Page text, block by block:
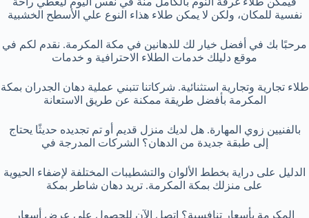
نفسية للمكان، ولكن لا يمكن طلاء هذاء النوع علي الأسطح الخشبية
مرحبًا بك في أفضل خيار لك للدهانين في مكة المكرمة. نقدم لكم في
موقع دليلك خدمات الطلاء الاحترافية و خدمات
طلاء تجارية وتجارية استثنائية. شركاتنا تتبني عملية دهان الجدران بمكة
المكرمة بأفضل طريقة ممكنة عن طريق الاستعانة
بالفنيين زوي المهارة. هل لديك منزل قديم أو تم تجديده حديثًا يحتاج
إلى طبقة جديدة من الدهان؟ الشركات المدرجة في
الدليل على دراية بخطط الألوان والتشطيبات المختلفة لإضفاء الحيوية
على منزلك بمكة المكرمة. تريد دهان شاطر بمكة
المكرمة بأسعار تنافسية؟ اتصل الآن للحصول على عرض أسعار